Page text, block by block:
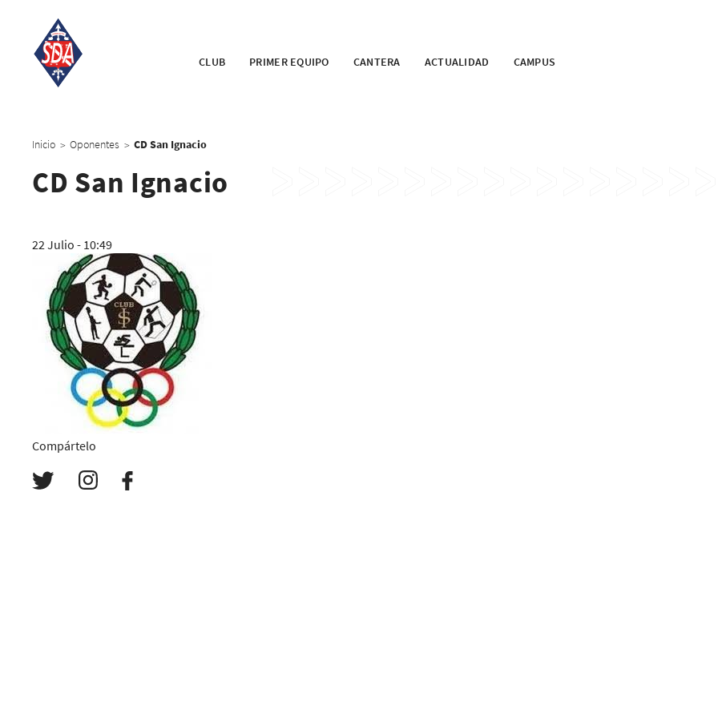
CLUB PRIMER EQUIPO CANTERA ACTUALIDAD CAMPUS
Inicio > Oponentes > CD San Ignacio
CD San Ignacio
22 Julio - 10:49
Compártelo